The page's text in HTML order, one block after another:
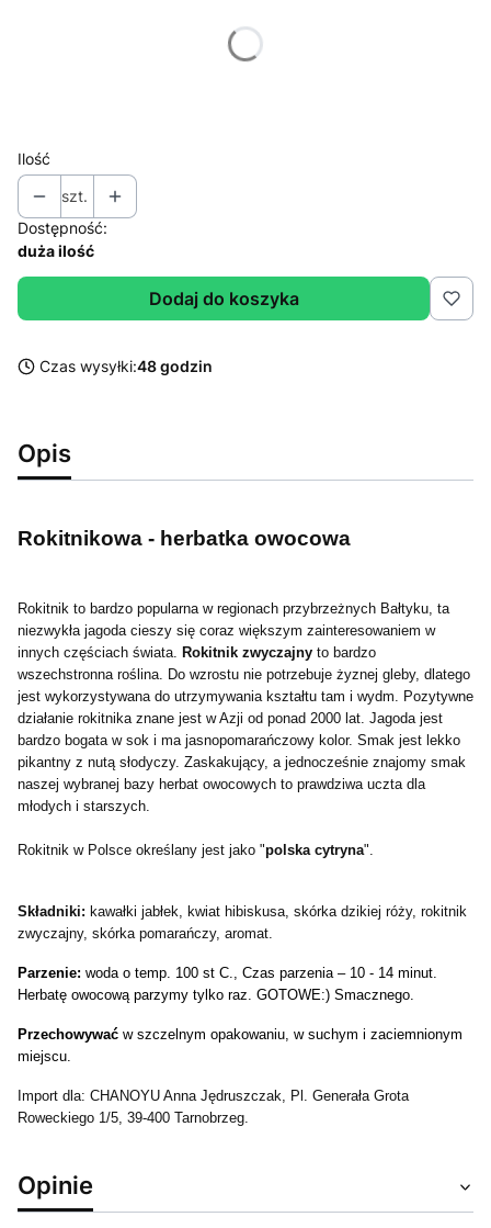
Ilość
szt.
Dostępność:
duża ilość
Dodaj do koszyka
Czas wysyłki:48 godzin
Opis
Rokitnikowa - herbatka owocowa
Rokitnik to bardzo popularna w regionach przybrzeżnych Bałtyku, ta
niezwykła jagoda cieszy się coraz większym zainteresowaniem w
innych częściach świata. Rokitnik zwyczajny to bardzo
wszechstronna roślina. Do wzrostu nie potrzebuje żyznej gleby, dlatego
jest wykorzystywana do utrzymywania kształtu tam i wydm. Pozytywne
działanie rokitnika znane jest w Azji od ponad 2000 lat. Jagoda jest
bardzo bogata w sok i ma jasnopomarańczowy kolor. Smak jest lekko
pikantny z nutą słodyczy. Zaskakujący, a jednocześnie znajomy smak
naszej wybranej bazy herbat owocowych to prawdziwa uczta dla
młodych i starszych.
Rokitnik w Polsce określany jest jako "polska cytryna".
Składniki: kawałki jabłek, kwiat hibiskusa, skórka dzikiej róży, rokitnik
zwyczajny, skórka pomarańczy, aromat.
Parzenie: woda o temp. 100 st C., Czas parzenia – 10 - 14 minut.
Herbatę owocową parzymy tylko raz. GOTOWE:) Smacznego.
Przechowywać w szczelnym opakowaniu, w suchym i zaciemnionym
miejscu.
Import dla: CHANOYU Anna Jędruszczak, Pl. Generała Grota
Roweckiego 1/5, 39-400 Tarnobrzeg.
Opinie